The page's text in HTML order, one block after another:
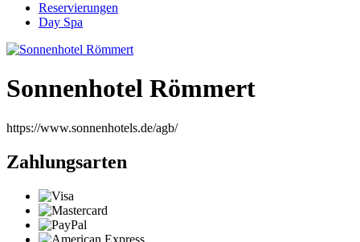
Reservierungen
Day Spa
Sonnenhotel Römmert
https://www.sonnenhotels.de/agb/
Zahlungsarten